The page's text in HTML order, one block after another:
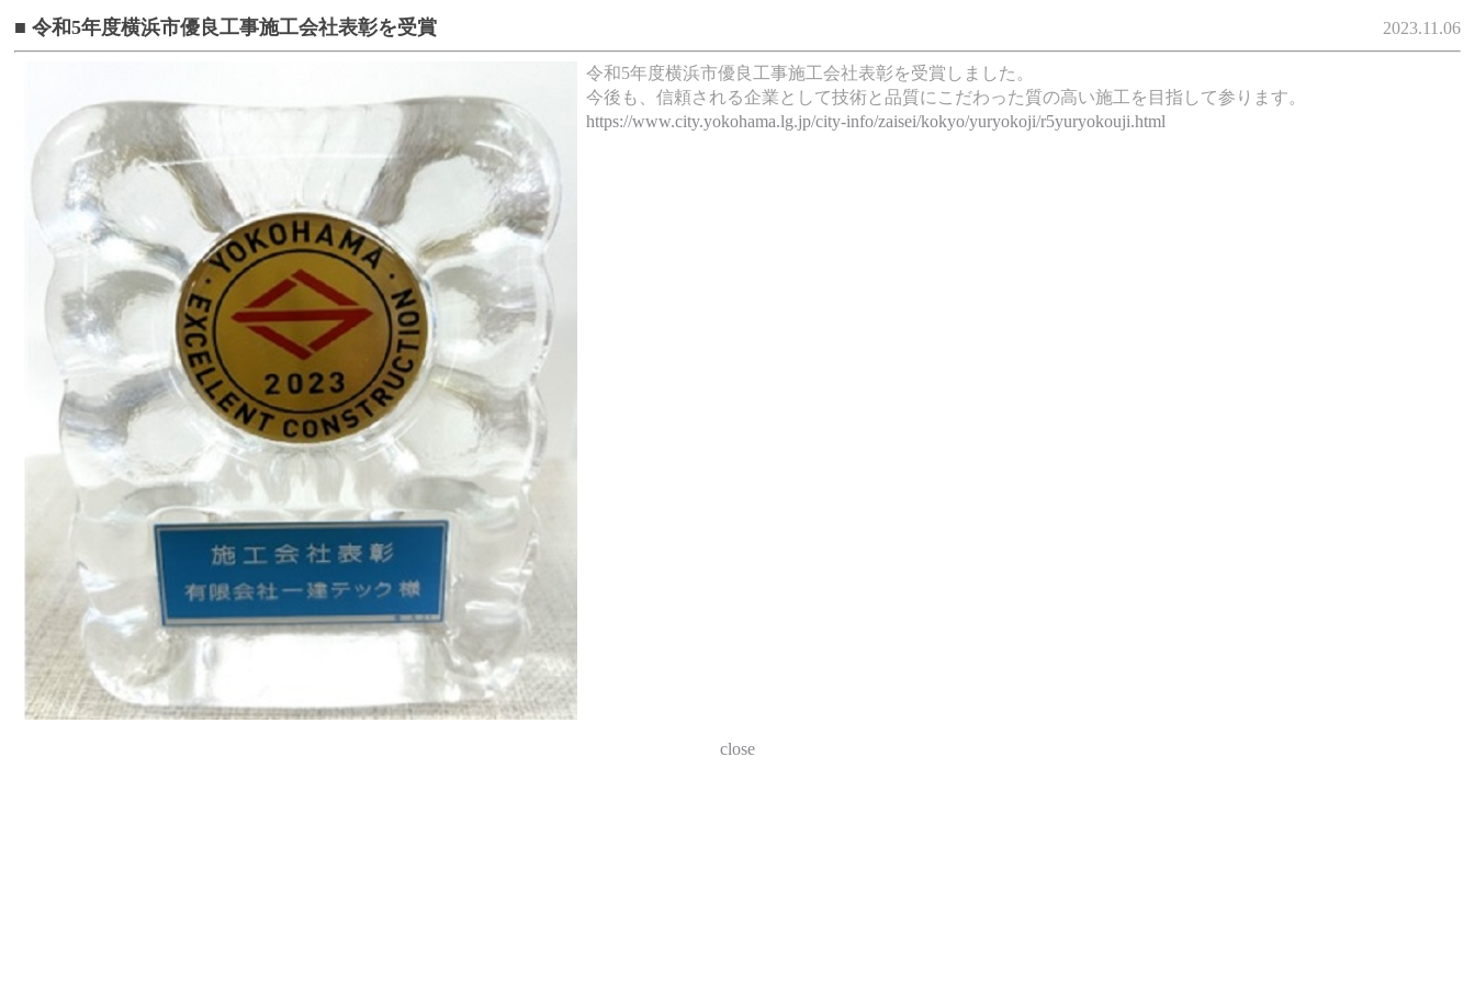
■ 令和5年度横浜市優良工事施工会社表彰を受賞 2023.11.06
令和5年度横浜市優良工事施工会社表彰を受賞しました。
今後も、信頼される企業として技術と品質にこだわった質の高い施工を目指して参ります。
https://www.city.yokohama.lg.jp/city-info/zaisei/kokyo/yuryokoji/r5yuryokouji.html
close